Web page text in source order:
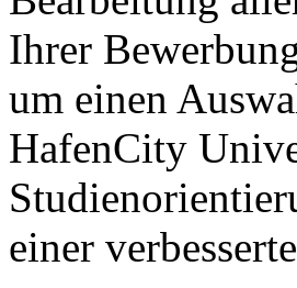
Ihrer
um einen
HafenCity
einer